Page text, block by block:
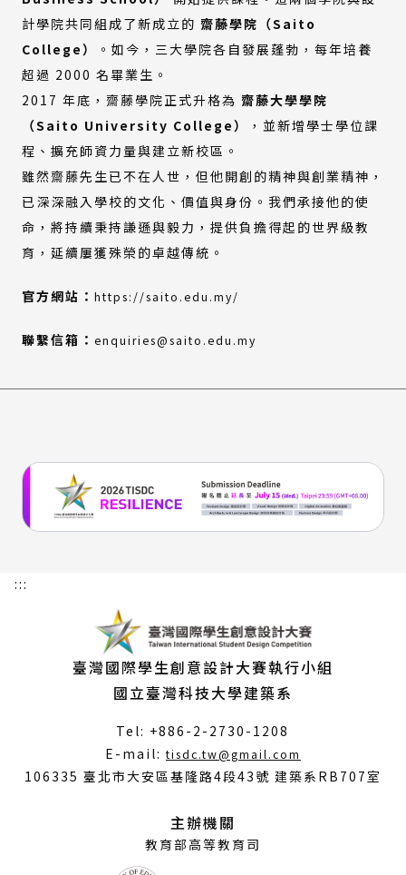
計學院共同組成了新成立的 齋藤學院（Saito
College）
。如今，三大學院各自發展蓬勃，每年培養
超過 2000 名畢業生。
2017 年底，齋藤學院正式升格為 齋藤大學學院
（Saito University College）
，並新增學士學位課
程、擴充師資力量與建立新校區。
雖然齋藤先生已不在人世，但他開創的精神與創業精神，
已深深融入學校的文化、價值與身份。我們承接他的使
命，將持續秉持謙遜與毅力，提供負擔得起的世界級教
育，延續屢獲殊榮的卓越傳統。
官方網站： https://saito.edu.my/
結)
視
聯繫信箱： enquiries@saito.edu.my
:::
臺灣國際學生創意設計大賽執行小組
國立臺灣科技大學建築系
Tel: +886-2-2730-1208
E-mail:tisdc.tw@gmail.com
開
106335 臺北市大安區基隆路4段43號 建築系RB707室
主辦機關
教育部高等教育司